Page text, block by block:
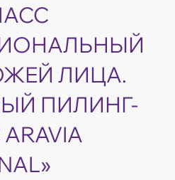
ЛИЦА.
ПИЛИНГ-